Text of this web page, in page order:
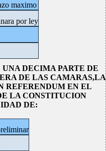
maximo
por ley
UNA DECIMA PARTE DE
DE LAS CAMARAS,LA
REFERENDUM EN EL
LA CONSTITUCION
DE: